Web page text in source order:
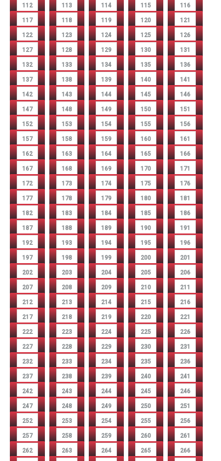
112 113 114 115 116
117 118 119 120 121
122 123 124 125 126
127 128 129 130 131
132 133 134 135 136
137 138 139 140 141
142 143 144 145 146
147 148 149 150 151
152 153 154 155 156
157 158 159 160 161
162 163 164 165 166
167 168 169 170 171
172 173 174 175 176
177 178 179 180 181
182 183 184 185 186
187 188 189 190 191
192 193 194 195 196
197 198 199 200 201
202 203 204 205 206
207 208 209 210 211
212 213 214 215 216
217 218 219 220 221
222 223 224 225 226
227 228 229 230 231
232 233 234 235 236
237 238 239 240 241
242 243 244 245 246
247 248 249 250 251
252 253 254 255 256
257 258 259 260 261
262 263 264 265 266